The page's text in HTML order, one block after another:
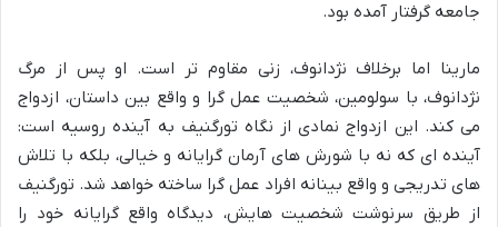
جامعه گرفتار آمده بود.
مارینا اما برخلاف نژدانوف، زنی مقاوم تر است. او پس از مرگ
نژدانوف، با سولومین، شخصیت عمل گرا و واقع بین داستان، ازدواج
می کند. این ازدواج نمادی از نگاه تورگنیف به آینده روسیه است:
آینده ای که نه با شورش های آرمان گرایانه و خیالی، بلکه با تلاش
های تدریجی و واقع بینانه افراد عمل گرا ساخته خواهد شد. تورگنیف
از طریق سرنوشت شخصیت هایش، دیدگاه واقع گرایانه خود را